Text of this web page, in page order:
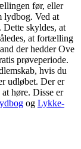
før, eller
lydbog. Ved at
Dette skyldes, at
at fortælling
der hedder Ove
prøveperiode.
hvis du
udløbet. Der er
høre. Disse er
og Lykke-